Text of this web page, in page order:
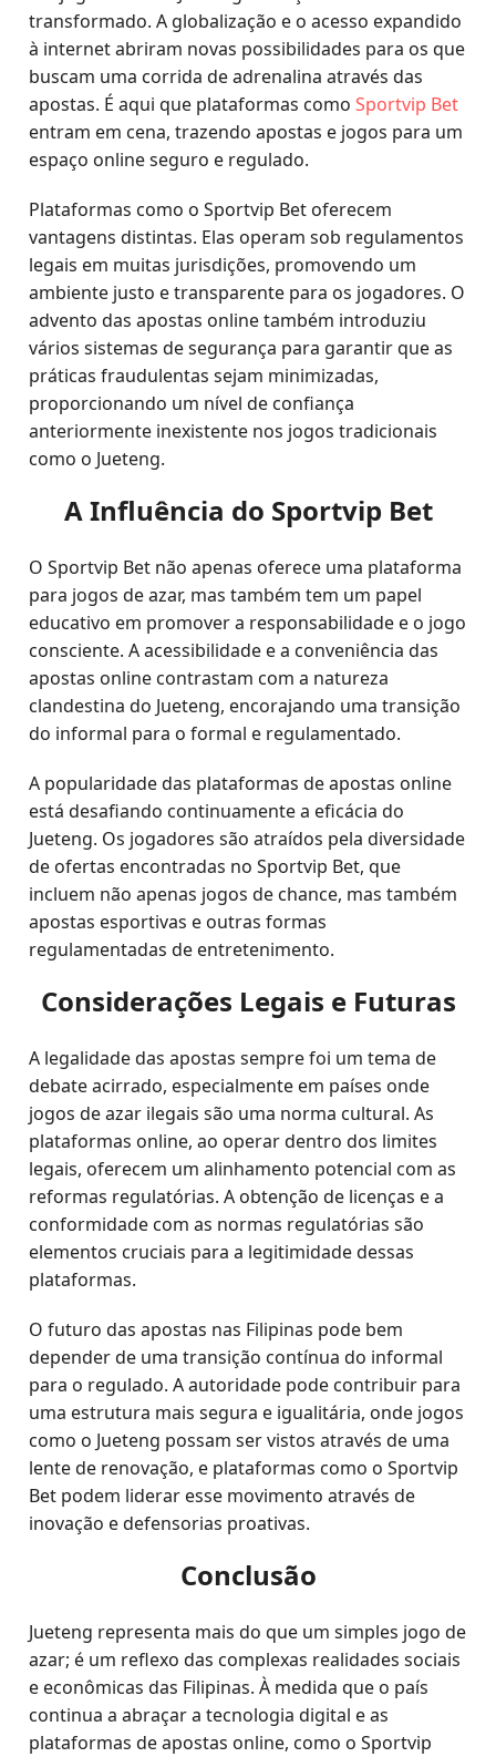
transformado. A globalização e o acesso expandido
à internet abriram novas possibilidades para os que
buscam uma corrida de adrenalina através das
apostas. É aqui que plataformas comoSportvip Bet
entram em cena, trazendo apostas e jogos para um
espaço online seguro e regulado.
Plataformas como o Sportvip Bet oferecem
vantagens distintas. Elas operam sob regulamentos
legais em muitas jurisdições, promovendo um
ambiente justo e transparente para os jogadores. O
advento das apostas online também introduziu
vários sistemas de segurança para garantir que as
práticas fraudulentas sejam minimizadas,
proporcionando um nível de confiança
anteriormente inexistente nos jogos tradicionais
como o Jueteng.
A Influência do Sportvip Bet
O Sportvip Bet não apenas oferece uma plataforma
para jogos de azar, mas também tem um papel
educativo em promover a responsabilidade e o jogo
consciente. A acessibilidade e a conveniência das
apostas online contrastam com a natureza
clandestina do Jueteng, encorajando uma transição
do informal para o formal e regulamentado.
A popularidade das plataformas de apostas online
está desafiando continuamente a eficácia do
Jueteng. Os jogadores são atraídos pela diversidade
de ofertas encontradas no Sportvip Bet, que
incluem não apenas jogos de chance, mas também
apostas esportivas e outras formas
regulamentadas de entretenimento.
Considerações Legais e Futuras
A legalidade das apostas sempre foi um tema de
debate acirrado, especialmente em países onde
jogos de azar ilegais são uma norma cultural. As
plataformas online, ao operar dentro dos limites
legais, oferecem um alinhamento potencial com as
reformas regulatórias. A obtenção de licenças e a
conformidade com as normas regulatórias são
elementos cruciais para a legitimidade dessas
plataformas.
O futuro das apostas nas Filipinas pode bem
depender de uma transição contínua do informal
para o regulado. A autoridade pode contribuir para
uma estrutura mais segura e igualitária, onde jogos
como o Jueteng possam ser vistos através de uma
lente de renovação, e plataformas como o Sportvip
Bet podem liderar esse movimento através de
inovação e defensorias proativas.
Conclusão
Jueteng representa mais do que um simples jogo de
azar; é um reflexo das complexas realidades sociais
e econômicas das Filipinas. À medida que o país
continua a abraçar a tecnologia digital e as
plataformas de apostas online, como o Sportvip